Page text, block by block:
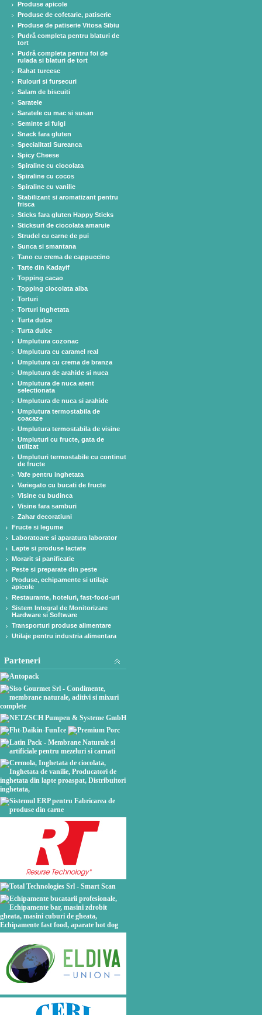
Produse apicole
Produse de cofetarie, patiserie
Produse de patiserie Vitosa Sibiu
Pudră completa pentru blaturi de
tort
Pudră completa pentru foi de
rulada si blaturi de tort
Rahat turcesc
Rulouri si fursecuri
Salam de biscuiti
Saratele
Saratele cu mac si susan
Seminte si fulgi
Snack fara gluten
Specialitati Sureanca
Spicy Cheese
Spiraline cu ciocolata
Spiraline cu cocos
Spiraline cu vanilie
Stabilizant si aromatizant pentru
frisca
Sticks fara gluten Happy Sticks
Sticksuri de ciocolata amaruie
Strudel cu carne de pui
Sunca si smantana
Tano cu crema de cappuccino
Tarte din Kadayif
Topping cacao
Topping ciocolata alba
Torturi
Torturi inghetata
Turta dulce
Turta dulce
Umplutura cozonac
Umplutura cu caramel real
Umplutura cu crema de branza
Umplutura de arahide si nuca
Umplutura de nuca atent
selectionata
Umplutura de nuca si arahide
Umplutura termostabila de
coacaze
Umplutura termostabila de visine
Umpluturi cu fructe, gata de
utilizat
Umpluturi termostabile cu continut
de fructe
Vafe pentru inghetata
Variegato cu bucati de fructe
Visine cu budinca
Visine fara samburi
Zahar decoratiuni
Fructe si legume
Laboratoare si aparatura laborator
Lapte si produse lactate
Morarit si panificatie
Peste si preparate din peste
Produse, echipamente si utilaje
apicole
Restaurante, hoteluri, fast-food-uri
Sistem Integral de Monitorizare
Hardware si Software
Transporturi produse alimentare
Utilaje pentru industria alimentara
Parteneri